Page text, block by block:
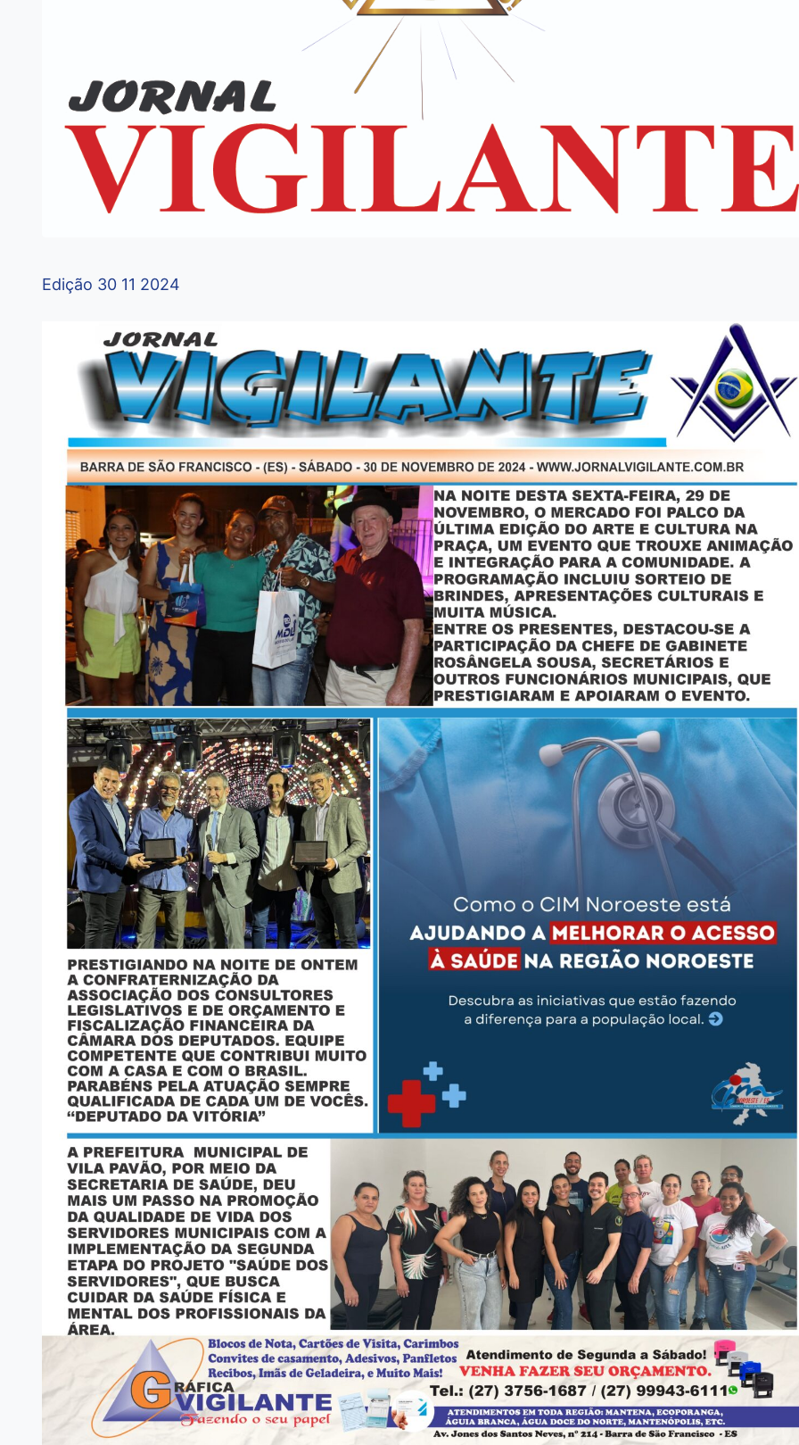
Edição 30 11 2024